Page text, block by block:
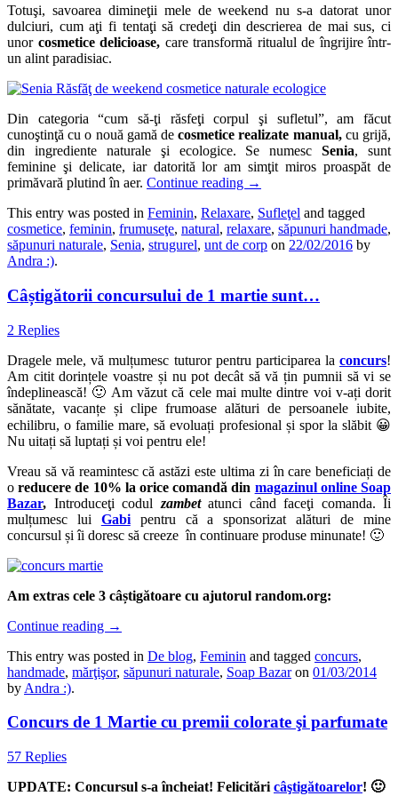
Totuşi, savoarea dimineţii mele de weekend nu s-a datorat unor
dulciuri, cum aţi fi tentaţi să credeţi din descrierea de mai sus, ci
unor cosmetice delicioase, care transformă ritualul de îngrijire într-
un alint paradisiac.
Din categoria “cum să-ţi răsfeţi corpul şi sufletul”, am făcut
cunoştinţă cu o nouă gamă decosmetice realizate manual,cu grijă,
din ingrediente naturale şi ecologice. Se numescSenia, sunt
feminine şi delicate, iar datorită lor am simţit miros proaspăt de
primăvară plutind în aer. Continue reading →
This entry was posted in Feminin, Relaxare, Sufleţel and tagged
cosmetice, feminin, frumuseţe, natural, relaxare, săpunuri handmade,
săpunuri naturale, Senia, strugurel, unt de corp on 22/02/2016 by
Andra :).
Câștigătorii concursului de 1 martie sunt…
2 Replies
Dragele mele, vă mulțumesc tuturor pentru participarea la concurs!
Am citit dorințele voastre și nu pot decât să vă țin pumnii să vi se
îndeplinească! 🙂 Am văzut că cele mai multe dintre voi v-ați dorit
sănătate, vacanțe și clipe frumoase alături de persoanele iubite,
echilibru, o familie mare, să evoluați profesional și spor la slăbit 😀
Nu uitați să luptați și voi pentru ele!
Vreau să vă reamintesc că astăzi este ultima zi în care beneficiați de
oreducere de 10% la orice comandă din magazinul online Soap
Bazar, Introduceţi codul zambet atunci când faceţi comanda. Îi
mulțumesc lui Gabipentru că a sponsorizat alături de mine
concursul și îi doresc să creeze în continuare produse minunate! 🙂
Am extras cele 3 câștigătoare cu ajutorul random.org:
Continue reading →
This entry was posted in De blog, Feminin and tagged concurs,
handmade, mărţişor, săpunuri naturale, Soap Bazaron 01/03/2014
by Andra :).
Concurs de 1 Martie cu premii colorate şi parfumate
57 Replies
UPDATE: Concursul s-a încheiat! Felicitări câştigătoarelor! 🙂